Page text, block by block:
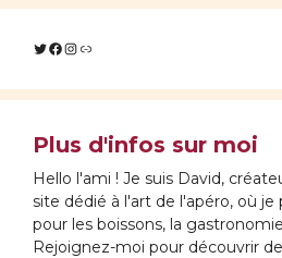
Twitter
Facebook
Instagram
Lien
Plus d'infos sur moi
Hello l'ami ! Je suis David,
site dédié à l'art de l'apéro, où je
pour les boissons, la
Rejoignez-moi pour découvrir